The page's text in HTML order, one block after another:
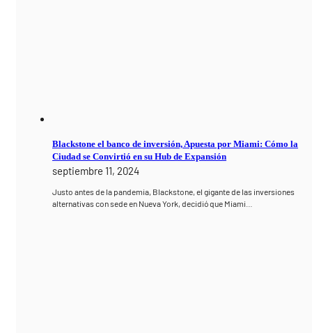
Blackstone el banco de inversión, Apuesta por Miami: Cómo la
Ciudad se Convirtió en su Hub de Expansión
septiembre 11, 2024
Justo antes de la pandemia, Blackstone, el gigante de las inversiones
alternativas con sede en Nueva York, decidió que Miami…